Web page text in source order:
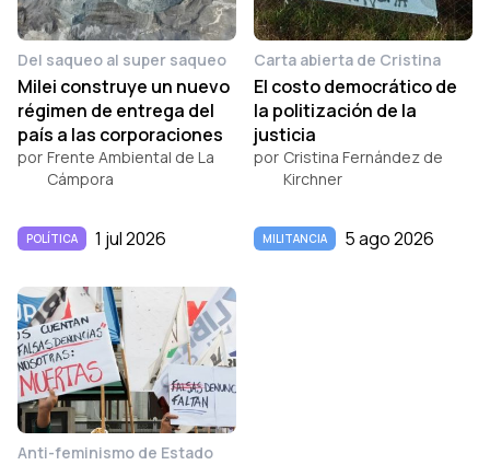
Del saqueo al super saqueo
Milei construye un nuevo
régimen de entrega del
país a las corporaciones
por Frente Ambiental de La
Cámpora
POLÍTICA 1 jul 2026
Carta abierta de Cristina
El costo democrático de
la politización de la
justicia
por Cristina Fernández de
Kirchner
MILITANCIA 5 ago 2026
Anti-feminismo de Estado